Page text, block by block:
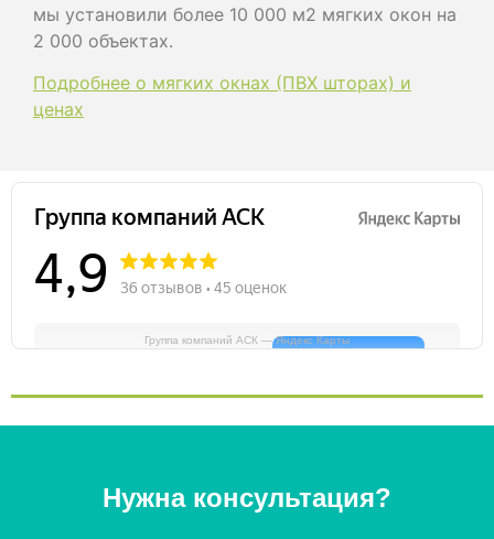
мы установили более 10 000 м2 мягких окон на
2 000 объектах.
Подробнее о мягких окнах (ПВХ шторах) и
ценах
Группа компаний АСК — Яндекс Карты
Нужна консультация?